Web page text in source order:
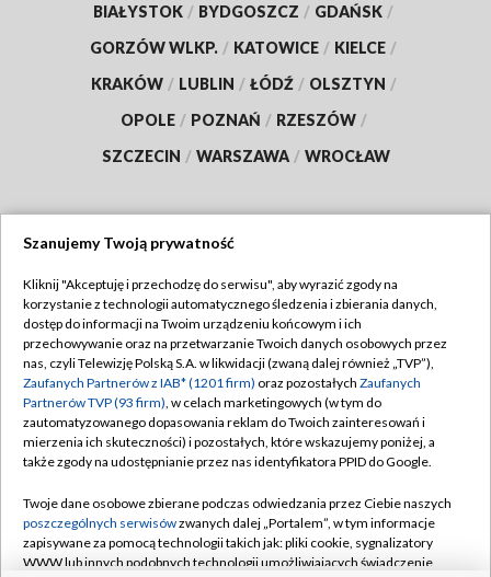
BIAŁYSTOK / BYDGOSZCZ / GDAŃSK /
GORZÓW WLKP. / KATOWICE / KIELCE /
KRAKÓW / LUBLIN / ŁÓDŹ / OLSZTYN /
OPOLE / POZNAŃ / RZESZÓW /
SZCZECIN / WARSZAWA / WROCŁAW
TVP
Abonament TVP
Emisja w TVP
Centrum informacji TVP
Naziemna Telewizja Cyfrowa
Rada Programowa
System NOS
Regulamin TVP
Polityka prywatności
Moje zgody
Pomoc
Kontakt
Szanujemy Twoją prywatność
Kliknij "Akceptuję i przechodzę do serwisu", aby wyrazić zgody na
korzystanie z technologii automatycznego śledzenia i zbierania danych,
dostęp do informacji na Twoim urządzeniu końcowym i ich
przechowywanie oraz na przetwarzanie Twoich danych osobowych przez
nas, czyli Telewizję Polską S.A. w likwidacji (zwaną dalej również „TVP”),
Zaufanych Partnerów z IAB* (1201 firm) oraz pozostałych Zaufanych
Partnerów TVP (93 firm), w celach marketingowych (w tym do
zautomatyzowanego dopasowania reklam do Twoich zainteresowań i
mierzenia ich skuteczności) i pozostałych, które wskazujemy poniżej, a
także zgody na udostępnianie przez nas identyfikatora PPID do Google.
Twoje dane osobowe zbierane podczas odwiedzania przez Ciebie naszych
poszczególnych serwisówzwanych dalej „Portalem”, w tym informacje
zapisywane za pomocą technologii takich jak: pliki cookie, sygnalizatory
WWW lub innych podobnych technologii umożliwiających świadczenie